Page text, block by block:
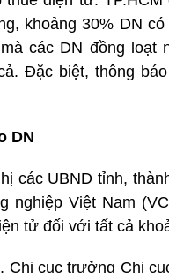
khoảng 30% DN
các DN đồng loạt
Đặc biệt, thông
DN
các UBND tỉnh,
nghiệp Việt Nam
tử đối với tất cả
Chi cục trưởng Chi